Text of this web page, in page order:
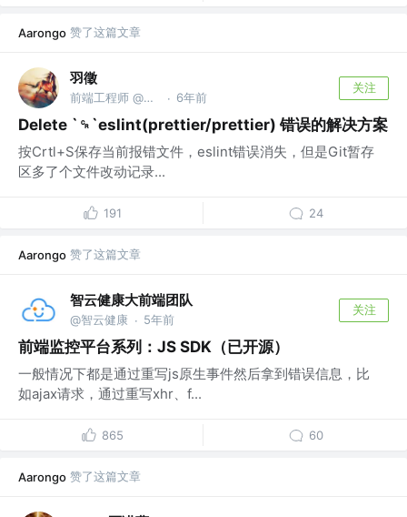
Aarongo 赞了这篇文章
羽徵
前端工程师 @平安 · 6年前
关注
Delete `␍`eslint(prettier/prettier) 错误的解决方案
按Crtl+S保存当前报错文件，eslint错误消失，但是Git暂存
区多了个文件改动记录...
191 24
Aarongo 赞了这篇文章
智云健康大前端团队
@智云健康 · 5年前
关注
前端监控平台系列：JS SDK（已开源）
一般情况下都是通过重写js原生事件然后拿到错误信息，比
如ajax请求，通过重写xhr、f...
865 60
Aarongo 赞了这篇文章